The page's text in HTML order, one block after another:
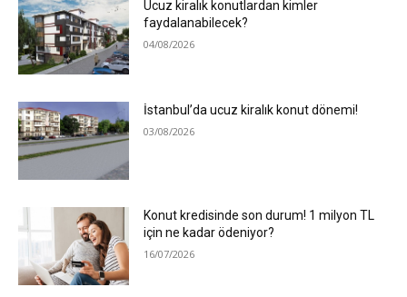
Ucuz kiralık konutlardan kimler
faydalanabilecek?
04/08/2026
İstanbul’da ucuz kiralık konut dönemi!
03/08/2026
Konut kredisinde son durum! 1 milyon TL
için ne kadar ödeniyor?
16/07/2026